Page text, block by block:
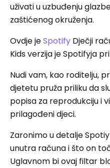
uživati ​​u uzbuđenju
zaštićenog okruženja.
Ovdje jeSpotify Dječji
Kids verzija je Spotifyja
Nudi vam, kao roditelju,
djetetu pruža priliku da
popisa za reprodukciju i
prilagođeni djeci.
Zaronimo u detalje
unutra računa i što on
Uglavnom bi ovaj filtar